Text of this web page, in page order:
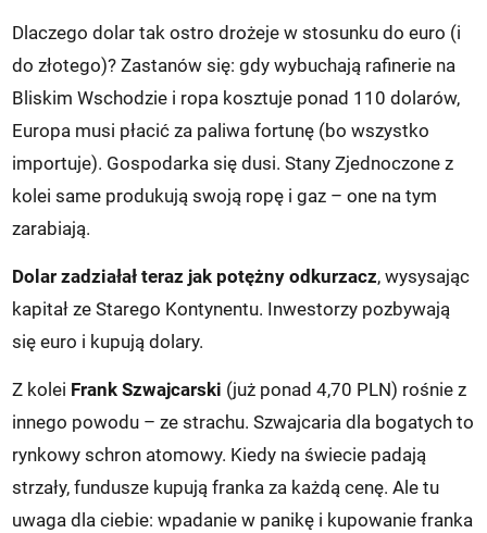
Dlaczego dolar tak ostro drożeje w stosunku do euro (i
do złotego)? Zastanów się: gdy wybuchają rafinerie na
Bliskim Wschodzie i ropa kosztuje ponad 110 dolarów,
Europa musi płacić za paliwa fortunę (bo wszystko
importuje). Gospodarka się dusi. Stany Zjednoczone z
kolei same produkują swoją ropę i gaz – one na tym
zarabiają.
Dolar zadziałał teraz jak potężny odkurzacz, wysysając
kapitał ze Starego Kontynentu. Inwestorzy pozbywają
się euro i kupują dolary.
Z kolei Frank Szwajcarski (już ponad 4,70 PLN) rośnie z
innego powodu – ze strachu. Szwajcaria dla bogatych to
rynkowy schron atomowy. Kiedy na świecie padają
strzały, fundusze kupują franka za każdą cenę. Ale tu
uwaga dla ciebie: wpadanie w panikę i kupowanie franka